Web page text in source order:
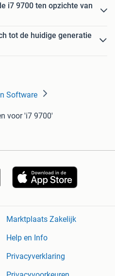
i7 9700 ten opzichte van
tot de huidige generatie
Software
voor 'i7 9700'
Marktplaats Zakelijk
Help en Info
Privacyverklaring